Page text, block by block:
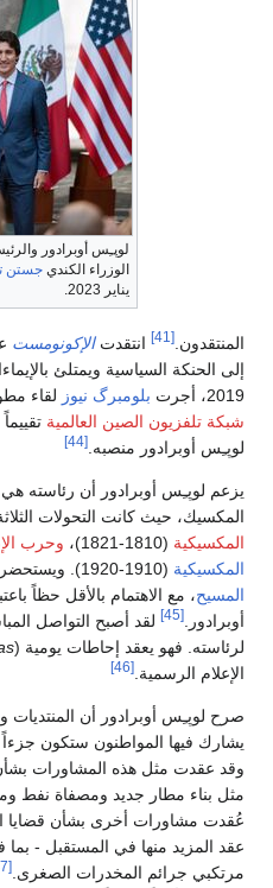
لوپـِس أوبرادور
الوزراء الكندي جستن
يناير 2023.
المنتقدون.[41] انتقدتالإكونومست
إلى الحنكة السياسية ويمتلئ
2019، أجرت
بلومبرگ نيوز لقاء
شبكة تلفزيون الصين العالمية
لوپـِس أوبرادور منصبه.[44]
يزعم لوپـِس أوبرادور أن رئاسته
المكسيك، حيث كانت التحولات
المكسيكية (1810-1821)، وحرب
المكسيكية (1910-1920). ويستحضر صوراً تشبه رئاسته بعمل
المسيح، مع الاهتمام بالأقل حظاً
أوبرادور.[45]
لقد أصبح التواصل
لرئاسته. فهو يعقد إحاطات يومية (
الإعلام الرسمية.[46]
صرح لوپـِس أوبرادور أن المنتديات
يشارك فيها المواطنون ستكون جزءاً
وقد عقدت مثل هذه المشاورات بشأن
مثل بناء مطار جديد ومصفاة نفط
عُقدت مشاورات أخرى بشأن قضايا
عقد المزيد منها في المستقبل -
مرتكبي جرائم المخدرات الصغرى.[47]